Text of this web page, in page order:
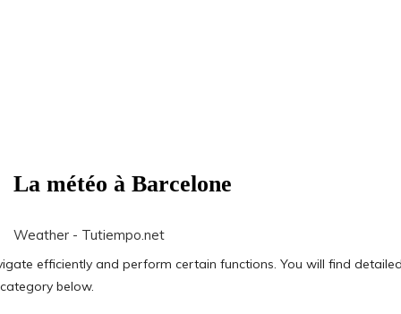
La météo à Barcelone
Weather - Tutiempo.net